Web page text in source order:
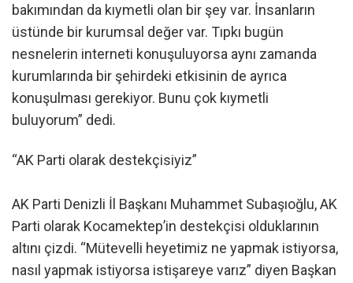
bakımından da kıymetli olan bir şey var. İnsanların
üstünde bir kurumsal değer var. Tıpkı bugün
nesnelerin interneti konuşuluyorsa aynı zamanda
kurumlarında bir şehirdeki etkisinin de ayrıca
konuşulması gerekiyor. Bunu çok kıymetli
buluyorum” dedi.
“AK Parti olarak destekçisiyiz”
AK Parti Denizli İl Başkanı Muhammet Subaşıoğlu, AK
Parti olarak Kocamektep’in destekçisi olduklarının
altını çizdi. “Mütevelli heyetimiz ne yapmak istiyorsa,
nasıl yapmak istiyorsa istişareye varız” diyen Başkan